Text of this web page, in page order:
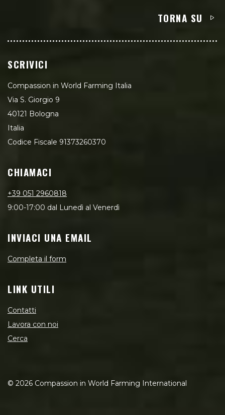
TORNA SU
SCRIVICI
Compassion in World Farming Italia
Via S. Giorgio 9
40121 Bologna
Italia
Codice Fiscale 91373260370
CHIAMACI
+39 051 2960818
9:00-17:00 dal Lunedì al Venerdì
INVIACI UNA EMAIL
Completa il form
LINK UTILI
Contatti
Lavora con noi
Cerca
© 2026 Compassion in World Farming International